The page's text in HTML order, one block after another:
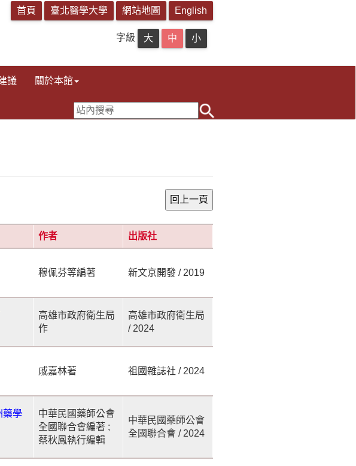
字級
議 關於本館
作者 出版社
穆佩芬等編著 新文京開發 / 2019
高雄市政府衛生局
作
高雄市政府衛生局
/ 2024
戚嘉林著 祖國雜誌社 / 2024
藥學
中華民國藥師公會
全國聯合會編著 ;
蔡秋鳳執行編輯
中華民國藥師公會
全國聯合會 / 2024